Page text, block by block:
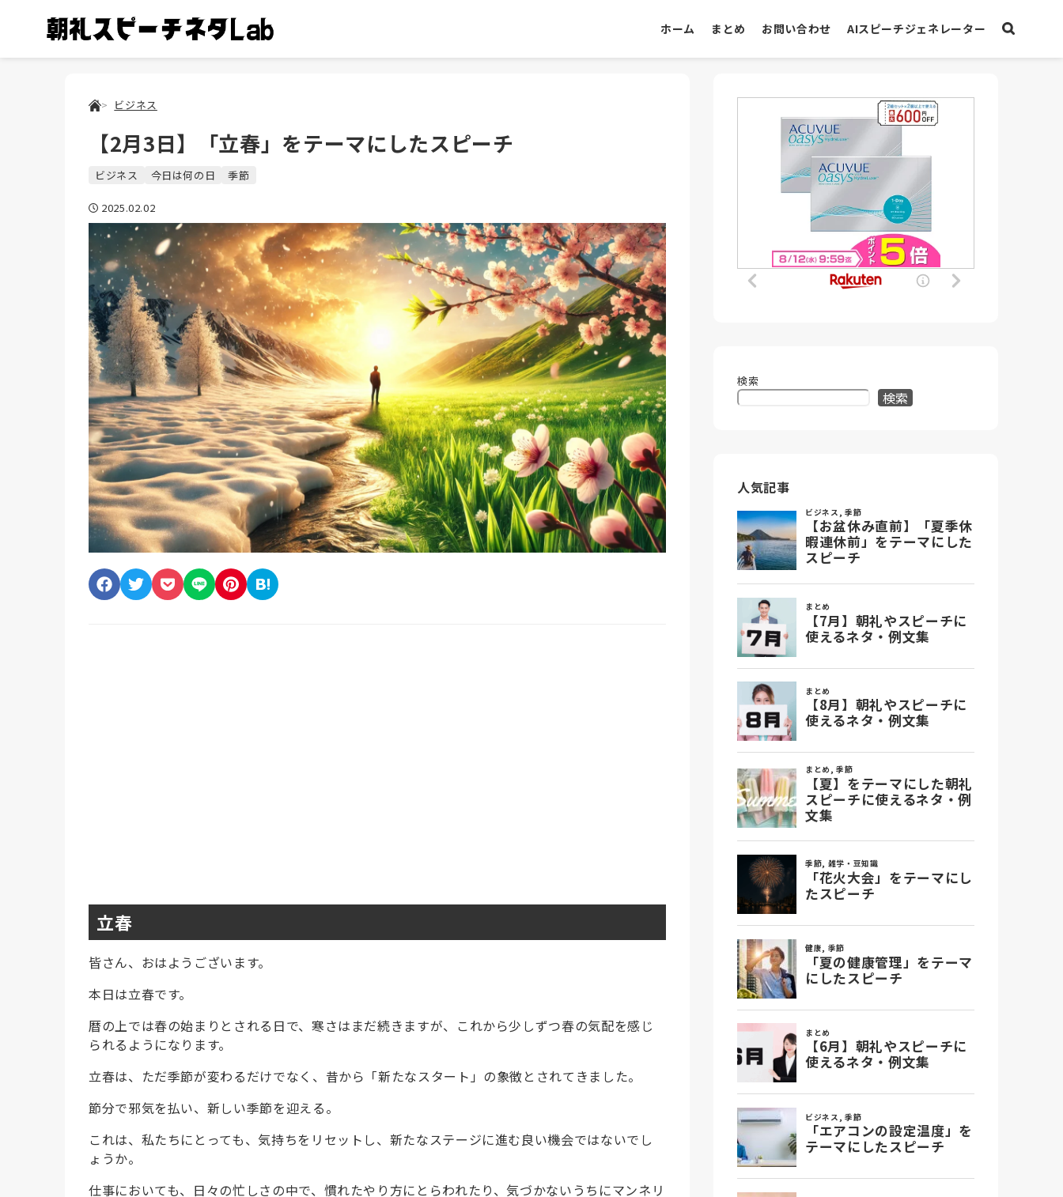
ホーム まとめ お問い合わせ AIスピーチジェネレーター
ビジネス
【2月3日】「立春」をテーマにしたスピーチ
ビジネス 今日は何の日 季節
2025.02.02
立春
皆さん、おはようございます。
本日は立春です。
暦の上では春の始まりとされる日で、寒さはまだ続きますが、これから少しずつ春の気配を感じ
られるようになります。
立春は、ただ季節が変わるだけでなく、昔から「新たなスタート」の象徴とされてきました。
節分で邪気を払い、新しい季節を迎える。
これは、私たちにとっても、気持ちをリセットし、新たなステージに進む良い機会ではないでし
ょうか。
仕事においても、日々の忙しさの中で、慣れたやり方にとらわれたり、気づかないうちにマンネリ
検索
検索
人気記事